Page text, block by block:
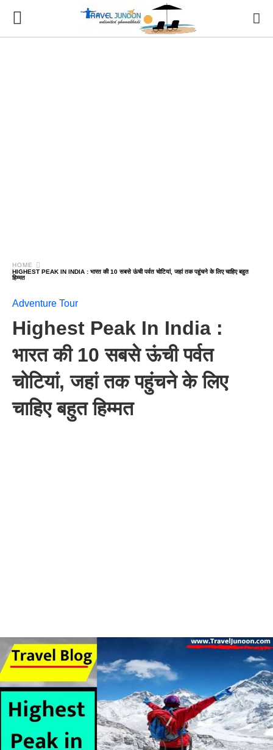
HOME
HIGHEST PEAK IN INDIA : भारत की 10 सबसे ऊंची पर्वत चोटियां, जहां तक पहुंचने के लिए चाहिए बहुत
हिम्मत
Adventure Tour
Highest Peak In India :
भारत की 10 सबसे ऊंची पर्वत
चोटियां, जहां तक पहुंचने के लिए
चाहिए बहुत हिम्मत